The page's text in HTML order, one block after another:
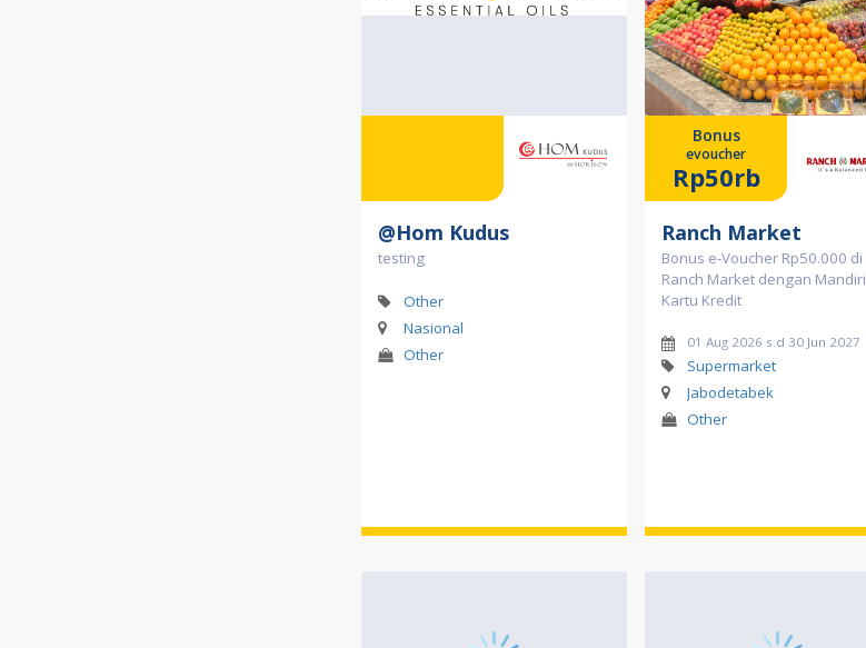
@Hom Kudus
testing
Other
Nasional
Other
Bonus
evoucher
Rp50rb
Ranch Market
Bonus e-Voucher Rp50.000 di
Ranch Market dengan Mandiri
Kartu Kredit
01 Aug 2026 s.d 30 Jun 2027
Supermarket
Jabodetabek
Other